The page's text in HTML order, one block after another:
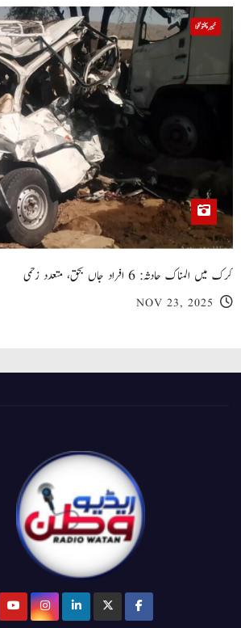
خیبر پختونخوا
کرک میں المناک حادثہ: 6 افراد جاں بحق، متعدد زخمی
NOV 23, 2025